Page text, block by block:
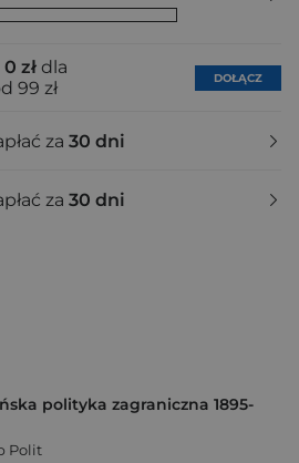
zł dla
99 zł
DOŁĄCZ
za 30 dni
za 30 dni
polityka zagraniczna 1895-
Polit